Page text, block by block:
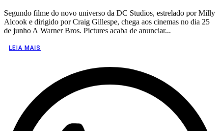
Segundo filme do novo universo da DC Studios, estrelado por Milly
Alcook e dirigido por Craig Gillespe, chega aos cinemas no dia 25
de junho A Warner Bros. Pictures acaba de anunciar...
LEIA MAIS